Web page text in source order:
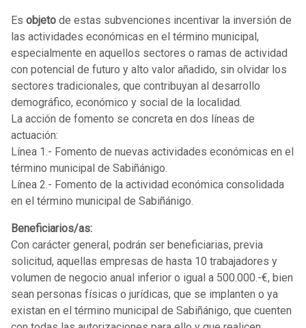
Es objeto de estas subvenciones incentivar la inversión de
las actividades económicas en el término municipal,
especialmente en aquellos sectores o ramas de actividad
con potencial de futuro y alto valor añadido, sin olvidar los
sectores tradicionales, que contribuyan al desarrollo
demográfico, económico y social de la localidad.
La acción de fomento se concreta en dos líneas de
actuación:
Línea 1.- Fomento de nuevas actividades económicas en el
término municipal de Sabiñánigo.
Línea 2.- Fomento de la actividad económica consolidada
en el término municipal de Sabiñánigo.
Beneficiarios/as:
Con carácter general, podrán ser beneficiarias, previa
solicitud, aquellas empresas de hasta 10 trabajadores y
volumen de negocio anual inferior o igual a 500.000.-€, bien
sean personas físicas o jurídicas, que se implanten o ya
existan en el término municipal de Sabiñánigo, que cuenten